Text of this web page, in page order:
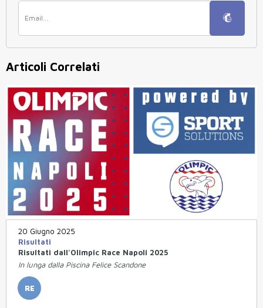
Articoli Correlati
20 Giugno 2025
Risultati
Risultati dall'Olimpic Race Napoli 2025
In lunga dalla Piscina Felice Scandone
RE